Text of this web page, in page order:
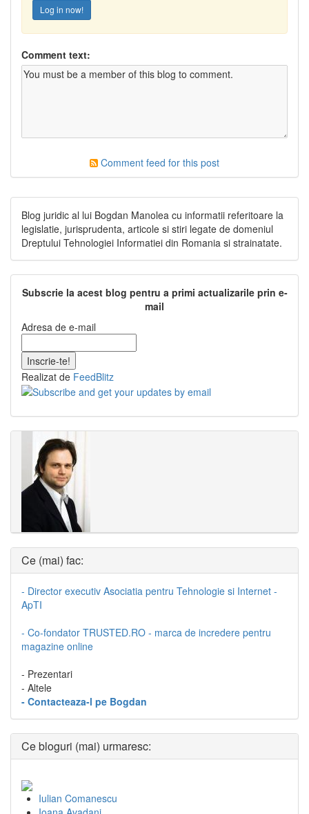
Log in now!
Comment text:
Comment feed for this post
Blog juridic al lui Bogdan Manolea cu informatii referitoare la
legislatie, jurisprudenta, articole si stiri legate de domeniul
Dreptului Tehnologiei Informatiei din Romania si strainatate.
Subscrie la acest blog pentru a primi actualizarile prin e-
mail
Adresa de e-mail
Realizat de FeedBlitz
Ce (mai) fac:
- Director executiv Asociatia pentru Tehnologie si Internet -
ApTI
- Co-fondator TRUSTED.RO - marca de incredere pentru
magazine online
- Prezentari
- Altele
- Contacteaza-l pe Bogdan
Ce bloguri (mai) urmaresc:
Iulian Comanescu